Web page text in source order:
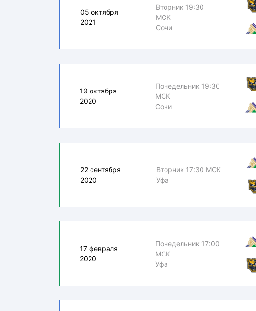
05 октября
2021
Вторник 19:30
МСК
Сочи
19 октября
2020
Понедельник 19:30
МСК
Сочи
22 сентября
2020
Вторник 17:30 МСК
Уфа
17 февраля
2020
Понедельник 17:00
МСК
Уфа